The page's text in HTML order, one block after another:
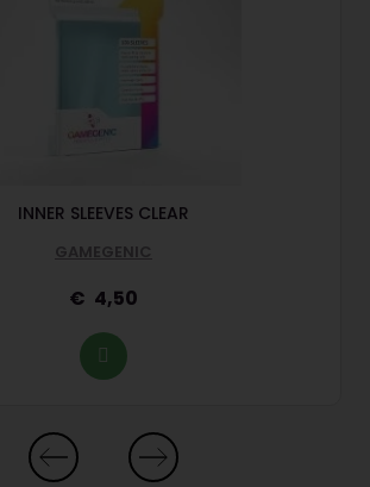
INNER SLEEVES CLEAR
GAMEGENIC
4,50